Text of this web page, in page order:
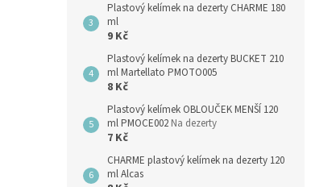
Plastový kelímek na dezerty CHARME 180
ml
9 Kč
Plastový kelímek na dezerty BUCKET 210
ml Martellato PMOTO005
8 Kč
Plastový kelímek OBLOUČEK MENŠÍ 120
ml PMOCE002 Na dezerty
7 Kč
CHARME plastový kelímek na dezerty 120
ml Alcas